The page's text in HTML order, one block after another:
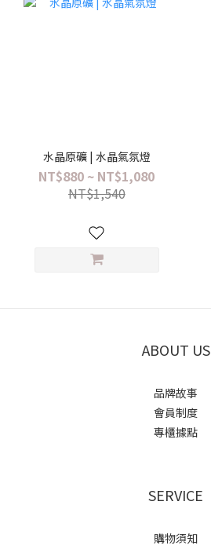
水晶原礦 | 水晶氣氛燈
NT$880 ~ NT$1,080
NT$1,540
ABOUT US
品牌故事
會員制度
專櫃據點
SERVICE
購物須知